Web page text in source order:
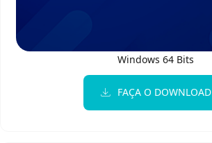
Windows 64 Bits
FAÇA O DOWNLOAD